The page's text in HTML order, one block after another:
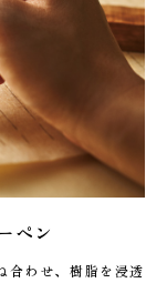
ペン
合わせ、樹脂を浸透